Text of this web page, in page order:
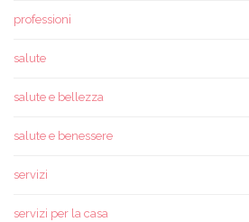
professioni
salute
salute e bellezza
salute e benessere
servizi
servizi per la casa